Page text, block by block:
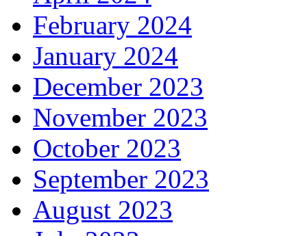
February 2024
January 2024
December 2023
November 2023
October 2023
September 2023
August 2023